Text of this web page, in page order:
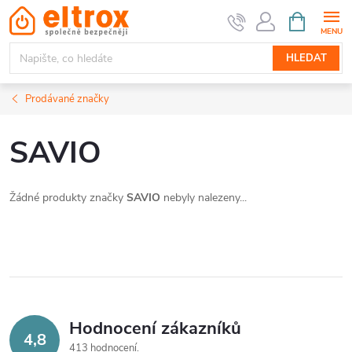
Přejít
na
obsah
HLEDAT
NÁKUPNÍ
KOŠÍK
Prodávané značky
SAVIO
Žádné produkty značky SAVIO nebyly nalezeny...
4,8 Hodnocení zákazníků
413 hodnocení